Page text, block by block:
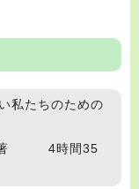
私たちのための
著 4時間35